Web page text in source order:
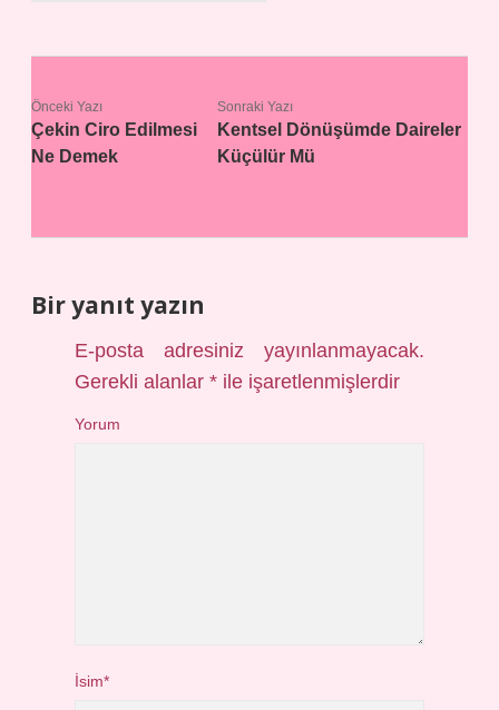
Önceki Yazı
Çekin Ciro Edilmesi
Ne Demek
Sonraki Yazı
Kentsel Dönüşümde Daireler
Küçülür Mü
Bir yanıt yazın
E-posta adresiniz yayınlanmayacak.
Gerekli alanlar* ile işaretlenmişlerdir
Yorum
İsim*